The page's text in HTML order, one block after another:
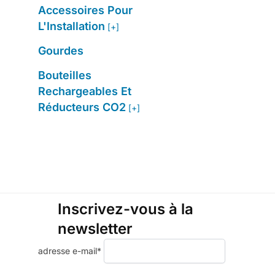
Accessoires Pour
L'Installation [+]
Gourdes
Bouteilles
Rechargeables Et
Réducteurs CO2 [+]
Inscrivez-vous à la
newsletter
adresse e-mail*